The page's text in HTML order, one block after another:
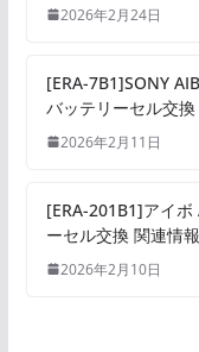
2026年2月24日
[ERA-7B1]SONY
バッテリーセル交
2026年2月11日
[ERA-201B1]アイボ
ーセル交換 関連情報
2026年2月10日